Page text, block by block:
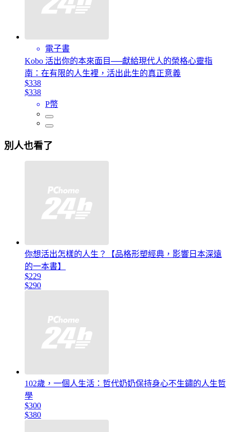
電子書
Kobo 活出你的本來面目──獻給現代人的榮格心靈指
南：在有限的人生裡，活出此生的真正意義
$338
$338
P幣
別人也看了
你想活出怎樣的人生？【品格形塑經典，影響日本深遠
的一本書】
$229
$290
102歲，一個人生活：哲代奶奶保持身心不生鏽的人生哲
學
$300
$380